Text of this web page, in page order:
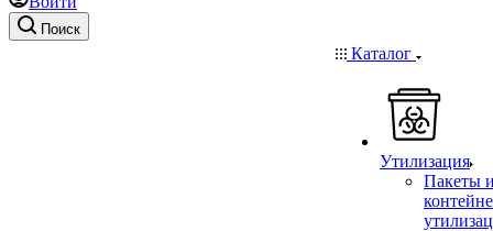
Поиск
Каталог
Утилизация
Пакеты